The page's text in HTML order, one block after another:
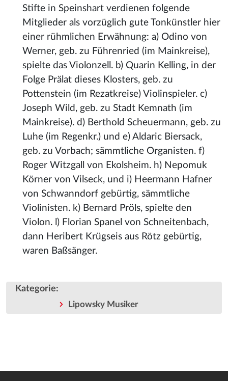
Stifte in Speinshart verdienen folgende
Mitglieder als vorzüglich gute Tonkünstler hier
einer rühmlichen Erwähnung: a) Odino von
Werner, geb. zu Führenried (im Mainkreise),
spielte das Violonzell. b) Quarin Kelling, in der
Folge Prälat dieses Klosters, geb. zu
Pottenstein (im Rezatkreise) Violinspieler. c)
Joseph Wild, geb. zu Stadt Kemnath (im
Mainkreise). d) Berthold Scheuermann, geb. zu
Luhe (im Regenkr.) und e) Aldaric Biersack,
geb. zu Vorbach; sämmtliche Organisten. f)
Roger Witzgall von Ekolsheim. h) Nepomuk
Körner von Vilseck, und i) Heermann Hafner
von Schwanndorf gebürtig, sämmtliche
Violinisten. k) Bernard Pröls, spielte den
Violon. l) Florian Spanel von Schneitenbach,
dann Heribert Krügseis aus Rötz gebürtig,
waren Baßsänger.
Kategorie:
Lipowsky Musiker